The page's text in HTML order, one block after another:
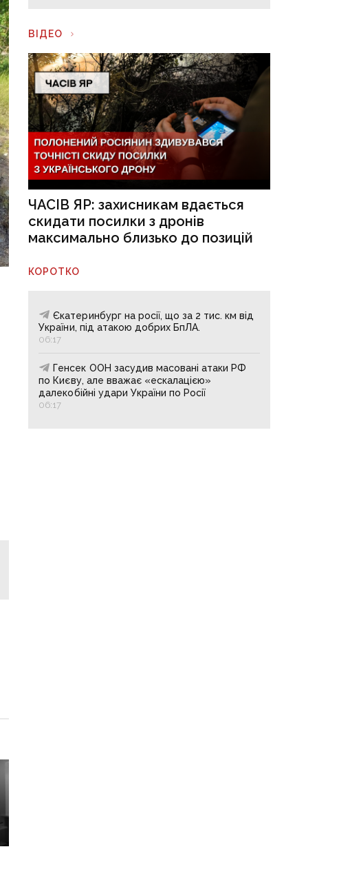
ВІДЕО
ЧАСІВ ЯР: захисникам вдається
скидати посилки з дронів
максимально близько до позицій
КОРОТКО
Єкатеринбург на росії, що за 2 тис. км від
України, під атакою добрих БпЛА.
06:17
Генсек ООН засудив масовані атаки РФ
по Києву, але вважає «ескалацією»
далекобійні удари України по Росії
06:17